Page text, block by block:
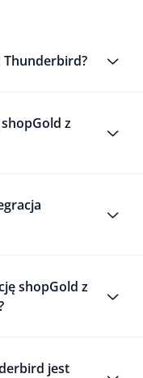
Thunderbird?
z
shopGold z
jest